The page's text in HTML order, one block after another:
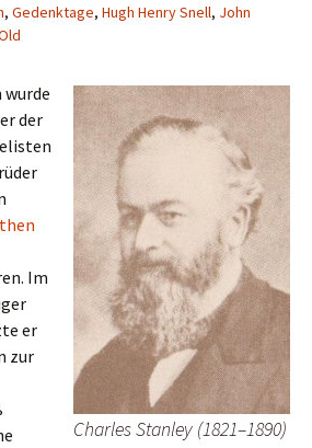
, Gedenktage, Hugh Henry Snell, John
Charles Stanley (1821–1890)
wurde
der
Im
er
zur